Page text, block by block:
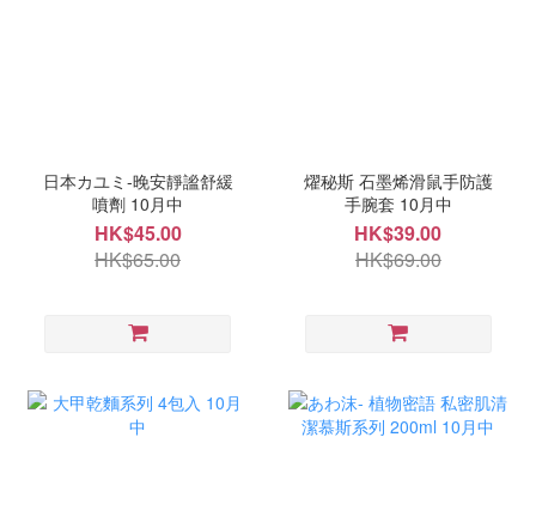
日本カユミ-晚安靜謐舒緩
噴劑 10月中
HK$45.00
HK$65.00
燿秘斯 石墨烯滑鼠手防護
手腕套 10月中
HK$39.00
HK$69.00